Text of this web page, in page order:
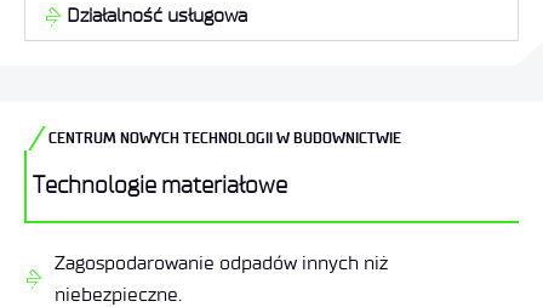
Działalność usługowa
CENTRUM NOWYCH TECHNOLOGII W BUDOWNICTWIE
Technologie materiałowe
Zagospodarowanie odpadów innych niż
niebezpieczne.